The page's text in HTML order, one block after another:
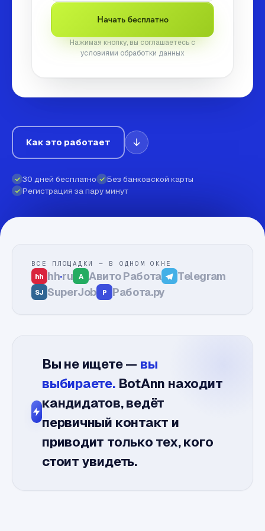
Начать бесплатно
Нажимая кнопку, вы соглашаетесь с
условиями обработки данных
Как это работает
30 дней бесплатно
Без банковской карты
Регистрация за пару минут
ВСЕ ПЛОЩАДКИ — В ОДНОМ ОКНЕ
hh hh·ru A Авито Работа Telegram
SJ SuperJob Р Работа.ру
Вы не ищете — вы
выбираете.BotAnn находит
кандидатов, ведёт
первичный контакт и
приводит только тех, кого
стоит увидеть.